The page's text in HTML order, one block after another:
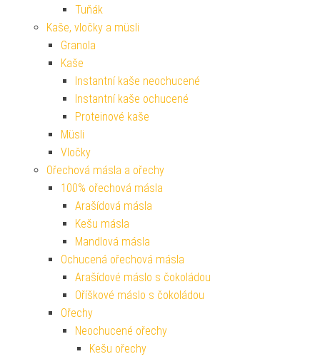
Tuňák
Kaše, vločky a müsli
Granola
Kaše
Instantní kaše neochucené
Instantní kaše ochucené
Proteinové kaše
Müsli
Vločky
Ořechová másla a ořechy
100% ořechová másla
Arašídová másla
Kešu másla
Mandlová másla
Ochucená ořechová másla
Arašídové máslo s čokoládou
Oříškové máslo s čokoládou
Ořechy
Neochucené ořechy
Kešu ořechy